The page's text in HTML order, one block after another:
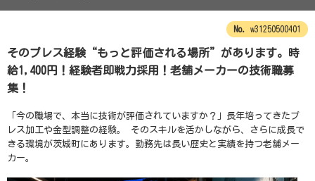
w31250500401
そのプレス経験“もっと評価される場所”があります。時
給1,400円！経験者即戦力採用！老舗メーカーの技術職募
集！
「今の職場で、本当に技術が評価されていますか？」長年培ってきたプ
レス加工や金型調整の経験。 そのスキルを活かしながら、さらに成長で
きる環境が茨城町にあります。勤務先は長い歴史と実績を持つ老舗メー
カー。